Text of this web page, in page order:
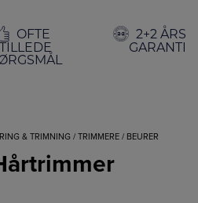
OFTE
2+2 ÅRS
GARANTI
& TRIMNING / TRIMMERE / BEURER